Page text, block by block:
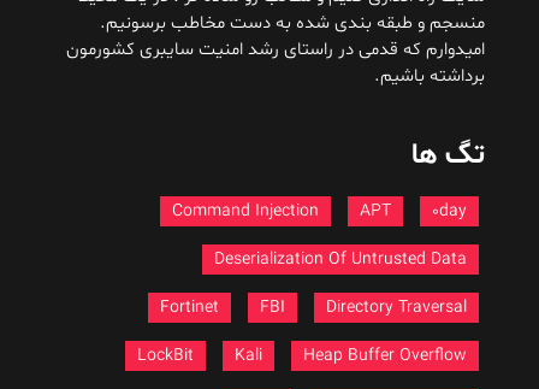
منسجم و طبقه بندی شده به دست مخاطب برسونیم.
امیدوارم که قدمی در راستای رشد امنیت سایبری کشورمون
برداشته باشیم.
تگ ها
Command Injection
Deserialization Of Untrusted Data
Directory Traversal
Fortinet
Heap Buffer Overflow
LockBit